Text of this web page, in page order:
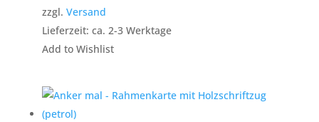
zzgl. Versand
Lieferzeit: ca. 2-3 Werktage
Add to Wishlist